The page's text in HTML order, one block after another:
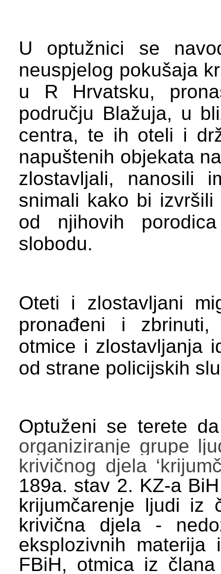
U optužnici se
neuspjelog pokušaja
u R Hrvatsku,
području Blažuja, u
centra, te ih oteli i
napuštenih objekata
zlostavljali, nanosili
snimali kako bi
od njihovih
slobodu.
Oteti i zlostavljani
pronađeni i
otmice i zlostavljanja
od strane policijskih
Optuženi se terete
organiziranje grupe
krivičnog djela
189a. stav 2. KZ-a
krijumčarenje ljudi iz
krivična djela -
eksplozivnih
FBiH, otmica iz